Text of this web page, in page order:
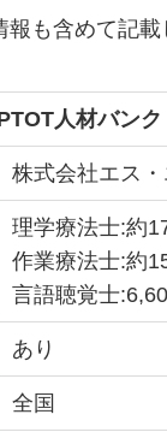
も含めて記載
人材バンク
株式会社エス
理学療法士:約
作業療法士:約
言語聴覚士
あり
全国